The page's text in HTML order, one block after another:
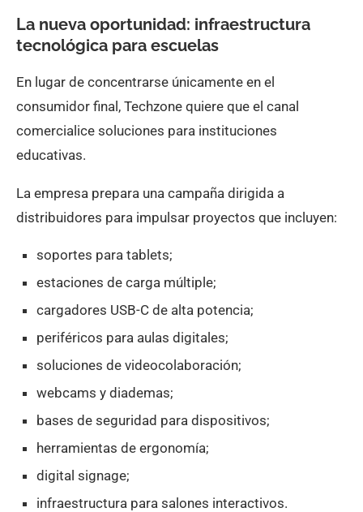
La nueva oportunidad: infraestructura
tecnológica para escuelas
En lugar de concentrarse únicamente en el
consumidor final, Techzone quiere que el canal
comercialice soluciones para instituciones
educativas.
La empresa prepara una campaña dirigida a
distribuidores para impulsar proyectos que incluyen:
soportes para tablets;
estaciones de carga múltiple;
cargadores USB-C de alta potencia;
periféricos para aulas digitales;
soluciones de videocolaboración;
webcams y diademas;
bases de seguridad para dispositivos;
herramientas de ergonomía;
digital signage;
infraestructura para salones interactivos.